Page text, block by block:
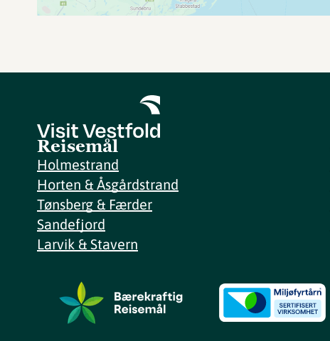
Reisemål
Holmestrand
Horten & Åsgårdstrand
Tønsberg & Færder
Sandefjord
Larvik & Stavern